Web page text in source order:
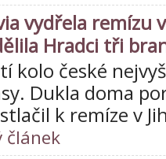
vydřela remízu
Hradci tři
kolo české
Dukla doma
k remíze v
článek